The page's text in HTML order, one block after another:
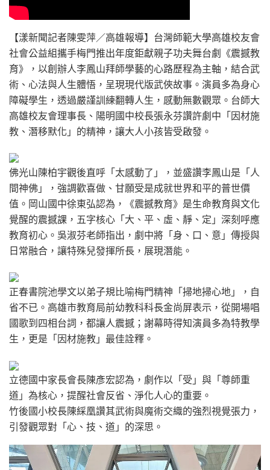
【漾新聞記者陳雯萍／高雄報導】台灣師範大學高雄校友會
社會公益組攜手梅門推出年度鉅獻親子功夫舞台劇《震撼教
育》，以創辦人李鳳山拜師學藝的心路歷程為主軸，結合武
術、心法與人生體悟，呈現現代版武俠故事。演員多為身心
障礙學生，透過嚴謹訓練翻轉人生，感動無數觀眾。台師大
高雄校友會理事長、陽明國中校長張永芬讚許劇中「因材施
教、潛移默化」的精神，讓大人小孩皆受啟發。
佛光山陳柏宇觀後直呼「太感動了」，並盛讚李鳳山是「人
間神佛」，強調歡喜做、甘願受是成就世界和平的普世價
值。岡山國中徐東弘認為，《震撼教育》是生命教育與文化
覺醒的震撼課，五字核心「大、平、虛、靜、定」深刻呼應
教育初心。吳淑芬老師指出，劇中將「身、口、意」傳授與
日常融合，讓特殊兒發揮所長，展現潛能。
正春書院池學文以弟子規比喻梅門精神「掃地掃心地」，自
省不已。高雄市教育局前幼教科科長金尚屏表示，從開場唱
國歌到四相台詞，都讓人震撼；謝幕時得知演員多為特教學
生，更是「因材施教」最佳詮釋。
立德國中家長會長陳彥宏認為，劇作以「受」與「尊師重
道」為核心，提醒社會反省、淨化人心的重要。
竹後國小校長陳綵凰讚其武術與魔術交織的強烈視覺張力，
引發觀眾對「心、技、道」的深思。